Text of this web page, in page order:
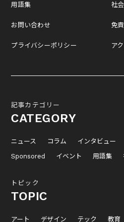
用語集
お問い合わせ
プライバシーポリシー
社
免
ア
記事カテゴリー
CATEGORY
ニュース コラム インタビュー
Sponsored
イベント 用語集
トピック
TOPIC
アート デザイン テック 教育